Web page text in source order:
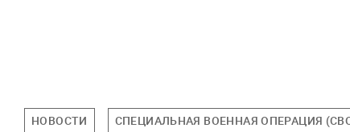
НОВОСТИ СПЕЦИАЛЬНАЯ ВОЕННАЯ ОПЕРАЦИЯ